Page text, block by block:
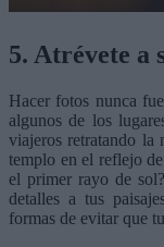
5. Atrévete a
Hacer fotos nunca
algunos de los
viajeros retratando la
templo en el reflejo
el primer rayo de
detalles a tus
formas de evitar que